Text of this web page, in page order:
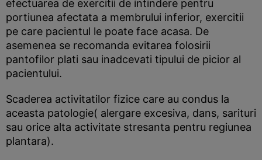
efectuarea de exercitii de intindere pentru
portiunea afectata a membrului inferior, exercitii
pe care pacientul le poate face acasa. De
asemenea se recomanda evitarea folosirii
pantofilor plati sau inadcevati tipului de picior al
pacientului.
Scaderea activitatilor fizice care au condus la
aceasta patologie( alergare excesiva, dans, sarituri
sau orice alta activitate stresanta pentru regiunea
plantara).